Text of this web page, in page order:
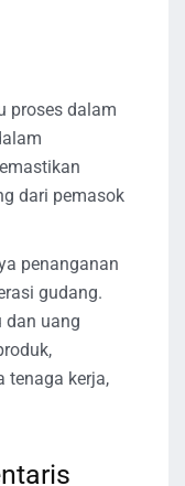
proses dalam
dari pemasok
penanganan
gudang.
dan uang
tenaga kerja,